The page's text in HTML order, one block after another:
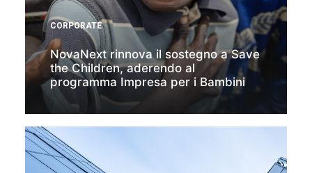
CORPORATE
NovaNext rinnova il sostegno a Save
the Children, aderendo al
programma Impresa per i Bambini